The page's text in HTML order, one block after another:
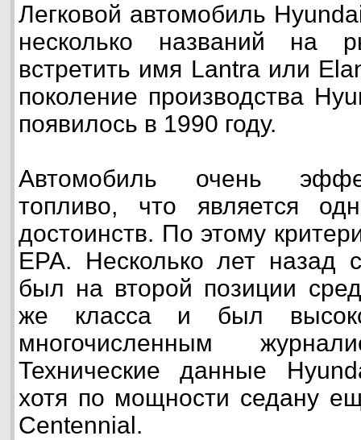
Легковой автомобиль
несколько названий на
встретить имя Lantra или
поколение производства
появилось в 1990 году.
Автомобиль очень
топливо, что является
достоинств. По этому
EPA. Несколько лет назад
был на второй позиции
же класса и был
многочисленным
Технические данные
хотя по мощности седану
Centennial.